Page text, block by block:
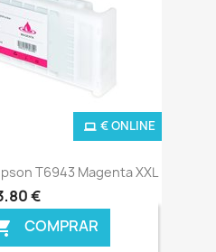
T6943 Magenta XXL
€
COMPRAR
€ ONLINE